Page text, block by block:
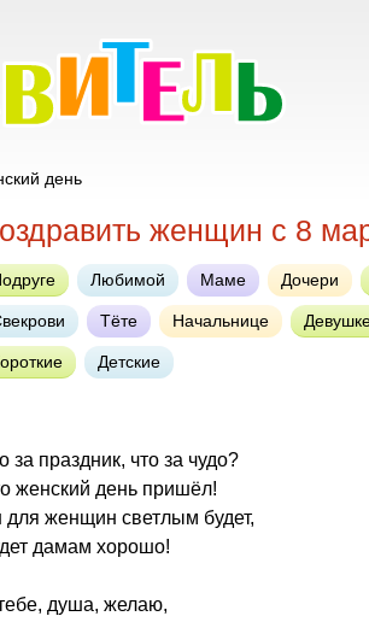
день
женщин с 8
Любимой Маме Дочери
Тёте Начальнице
Детские
за праздник, что за чудо?
женский день пришёл!
для женщин светлым будет,
дамам хорошо!
душа, желаю,